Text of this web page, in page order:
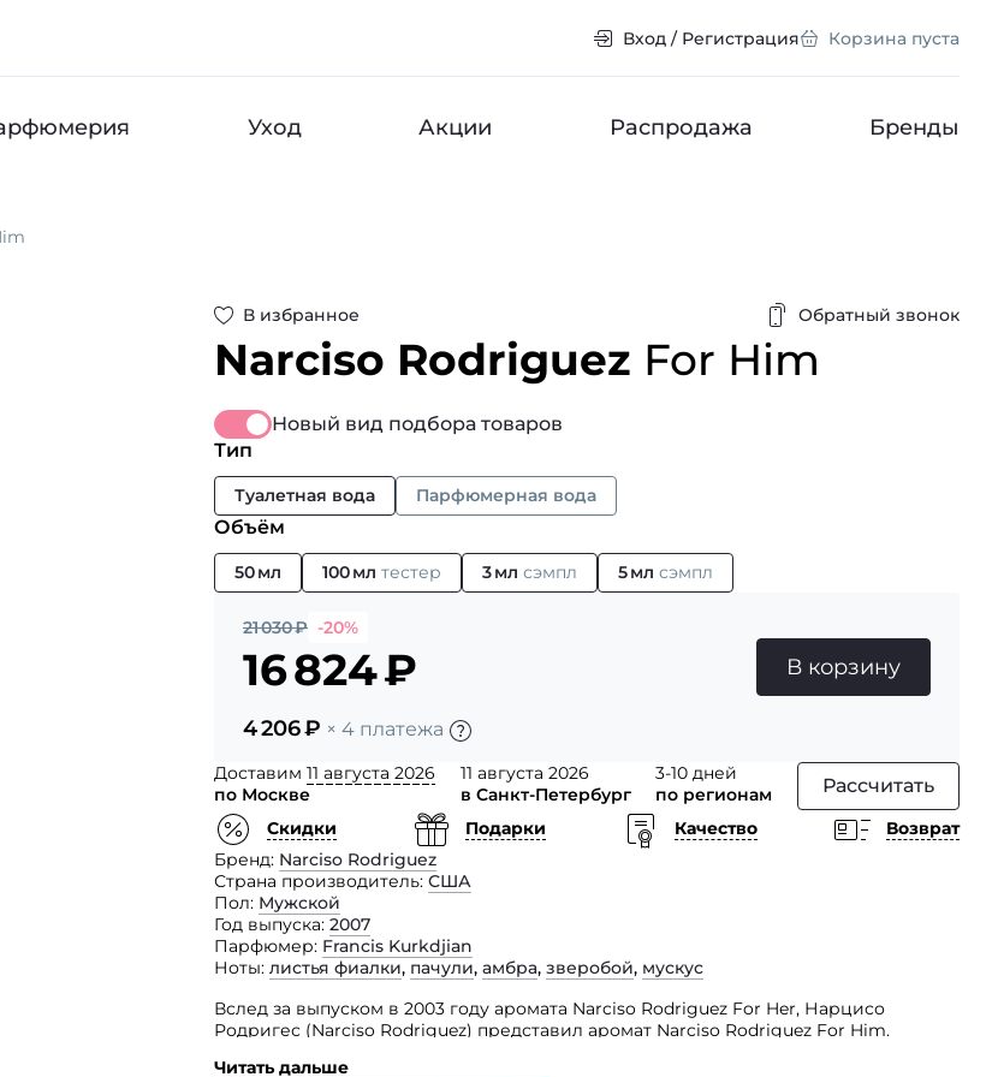
Вход / Регистрация Корзина пуста
Уход Акции Распродажа Бренды
В избранное Обратный звонок
Narciso Rodriguez For Him
Новый вид подбора товаров
Тип
Туалетная вода Парфюмерная вода
Объём
50 мл 100 мл тестер 3 мл сэмпл 5 мл сэмпл
21 030₽ -20%
16 824₽
4 206₽ × 4 платежа
В корзину
Доставим 11 августа 2026
по Москве
11 августа 2026
в Санкт-Петербург
3-10 дней
по регионам
Рассчитать
Скидки Подарки Качество
Возврат
Бренд Narciso Rodriguez
Страна производитель США
Пол Мужской
Год выпуска 2007
Парфюмер Francis Kurkdjian
Ноты листья фиалки, пачули, амбра, зверобой, мускус
Вслед за выпуском в 2003 году аромата Narciso Rodriguez For Her, Нарцисо
Родригес (Narciso Rodriguez) представил аромат Narciso Rodriguez For Him.
Аромат был создан парфюмером Франсисом Кюрджаном, который также
Читать дальше